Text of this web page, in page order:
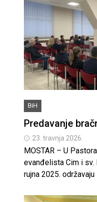
BiH
Predavanje
23. travnja 2026.
MOSTAR – U
evanđelista Cim i
rujna 2025.